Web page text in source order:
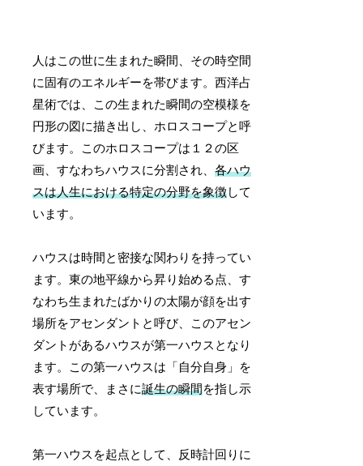
人はこの世に生まれた瞬間、その時空間
に固有のエネルギーを帯びます。西洋占
星術では、この生まれた瞬間の空模様を
円形の図に描き出し、ホロスコープと呼
びます。このホロスコープは１２の区
画、すなわちハウスに分割され、各ハウ
スは人生における特定の分野を象徴して
います。
ハウスは時間と密接な関わりを持ってい
ます。東の地平線から昇り始める点、す
なわち生まれたばかりの太陽が顔を出す
場所をアセンダントと呼び、このアセン
ダントがあるハウスが第一ハウスとなり
ます。この第一ハウスは「自分自身」を
表す場所で、まさに誕生の瞬間を指し示
しています。
第一ハウスを起点として、反時計回りに